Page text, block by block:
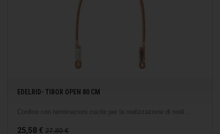
EDELRID- TIBOR OPEN 80 CM
Cordino con terminazioni cucite per la realizzazione di nodi...
25,58 € 27,80 €